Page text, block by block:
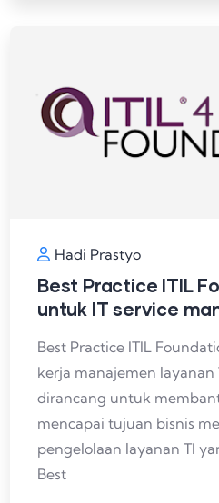
Hadi Prastyo
Best Practice ITIL
untuk IT service
Best Practice ITIL
kerja manajemen layanan
dirancang untuk
mencapai tujuan bisnis
pengelolaan layanan TI
Best